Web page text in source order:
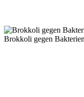
Brokkoli gegen